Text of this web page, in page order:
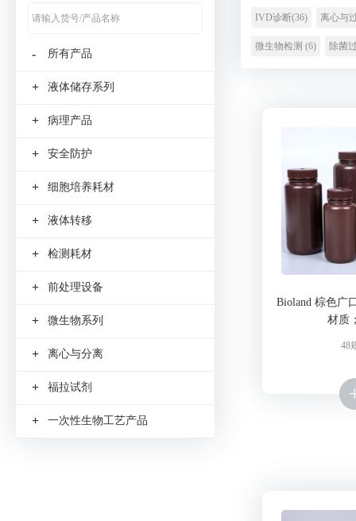
- 所有产品
+ 液体储存系列
+ 病理产品
+ 安全防护
+ 细胞培养耗材
+ 液体转移
+ 检测耗材
+ 前处理设备
+ 微生物系列
+ 离心与分离
+ 福拉试剂
+ 一次性生物工艺产品
IVD诊断(36) 离心与
微生物检测 (6) 除菌
Bioland 棕色广
材质
48